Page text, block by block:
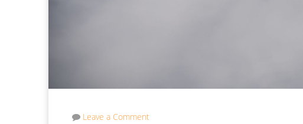
Leave a Comment